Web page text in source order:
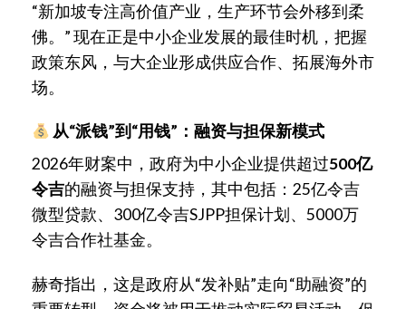
“新加坡专注高价值产业，生产环节会外移到柔
佛。” 现在正是中小企业发展的最佳时机，把握
政策东风，与大企业形成供应合作、拓展海外市
场。
从“派钱”到“用钱”：融资与担保新模式
2026年财案中，政府为中小企业提供超过500亿
令吉的融资与担保支持，其中包括：25亿令吉
微型贷款、300亿令吉SJPP担保计划、5000万
令吉合作社基金。
赫奇指出，这是政府从“发补贴”走向“助融资”的